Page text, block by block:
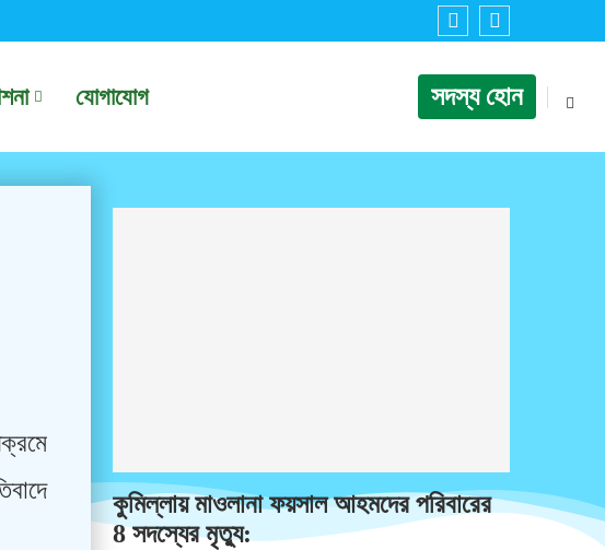
যোগাযোগ সদস্য হোন
কুমিল্লায় মাওলানা ফয়সাল আহমদের পরিবারের
8 সদস্যের মৃত্যু: